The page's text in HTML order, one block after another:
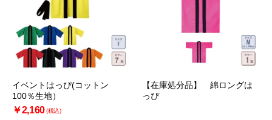
イベントはっぴ(コットン
100％生地）
￥2,160(税込)
【在庫処分品】 綿ロングは
っぴ